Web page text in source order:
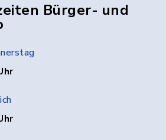
Bürger- und